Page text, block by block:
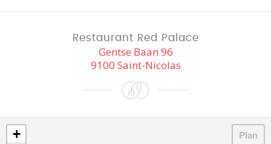
Restaurant Red Palace
Gentse Baan 96
9100 Saint-Nicolas
+